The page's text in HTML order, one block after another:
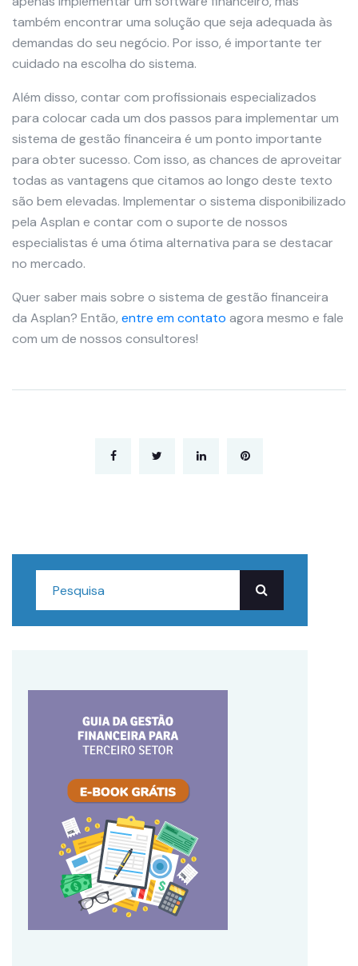
também encontrar uma solução que seja adequada às
demandas do seu negócio. Por isso, é importante ter
cuidado na escolha do sistema.
Além disso, contar com profissionais especializados
para colocar cada um dos passos para implementar um
sistema de gestão financeira é um ponto importante
para obter sucesso. Com isso, as chances de aproveitar
todas as vantagens que citamos ao longo deste texto
são bem elevadas. Implementar o sistema disponibilizado
pela Asplan e contar com o suporte de nossos
especialistas é uma ótima alternativa para se destacar
no mercado.
Quer saber mais sobre o sistema de gestão financeira
da Asplan? Então, entre em contato agora mesmo e fale
com um de nossos consultores!